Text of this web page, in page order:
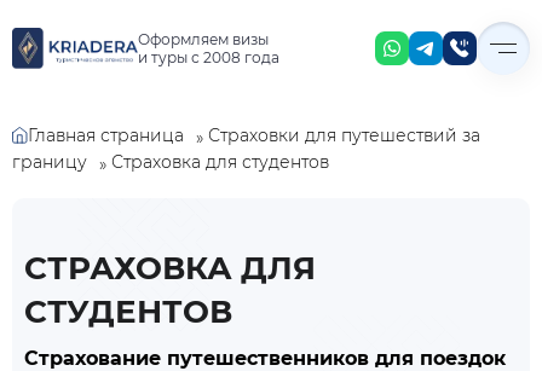
Оформляем визы
и туры с 2008 года
Главная страница » Страховки для путешествий за
границу » Страховка для студентов
СТРАХОВКА ДЛЯ
СТУДЕНТОВ
Страхование путешественников для поездок